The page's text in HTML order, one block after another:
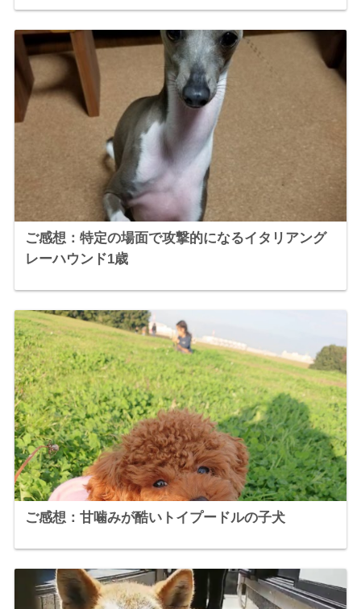
ご感想：特定の場面で攻撃的になるイタリアング
レーハウンド1歳
ご感想：甘噛みが酷いトイプードルの子犬